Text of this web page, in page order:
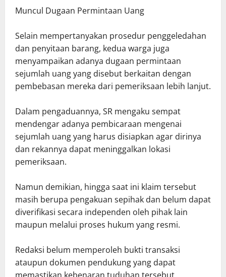
Muncul Dugaan Permintaan Uang
Selain mempertanyakan prosedur penggeledahan
dan penyitaan barang, kedua warga juga
menyampaikan adanya dugaan permintaan
sejumlah uang yang disebut berkaitan dengan
pembebasan mereka dari pemeriksaan lebih lanjut.
Dalam pengaduannya, SR mengaku sempat
mendengar adanya pembicaraan mengenai
sejumlah uang yang harus disiapkan agar dirinya
dan rekannya dapat meninggalkan lokasi
pemeriksaan.
Namun demikian, hingga saat ini klaim tersebut
masih berupa pengakuan sepihak dan belum dapat
diverifikasi secara independen oleh pihak lain
maupun melalui proses hukum yang resmi.
Redaksi belum memperoleh bukti transaksi
ataupun dokumen pendukung yang dapat